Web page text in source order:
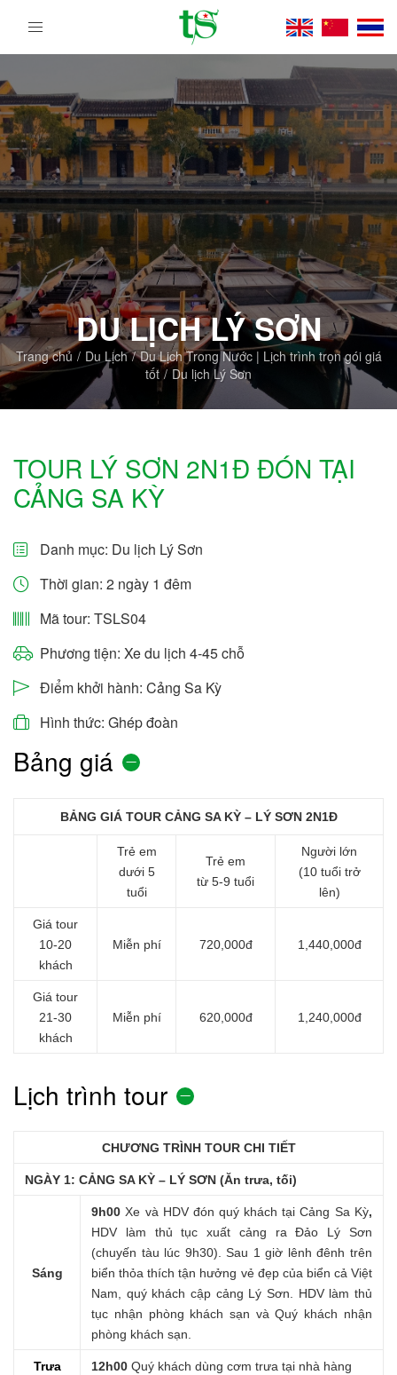
Tour
Lịch
Việt
Nam
Từ
Bắc
Vào
Nam
|
Trường
Sa
Tourist
DMC
DU LỊCH LÝ SƠN
Trang chủ Du Lịch
Du Lịch Trong Nước | Lịch trình trọn gói giá
tốt
Du lịch Lý Sơn
TOUR LÝ SƠN 2N1Đ ĐÓN TẠI
CẢNG SA KỲ
Danh mục: Du lịch Lý Sơn
Thời gian: 2 ngày 1 đêm
Mã tour: TSLS04
Phương tiện: Xe du lịch 4-45 chỗ
Điểm khởi hành: Cảng Sa Kỳ
Hình thức: Ghép đoàn
Bảng giá
BẢNG GIÁ TOUR CẢNG SA KỲ – LÝ SƠN 2N1Đ
Trẻ em
dưới 5
tuổi
Trẻ em
từ 5-9 tuổi
Người lớn
(10 tuổi trở
lên)
Giá tour
10-20
khách
Miễn phí 720,000đ 1,440,000đ
Giá tour
21-30
khách
Miễn phí 620,000đ 1,240,000đ
Lịch trình tour
CHƯƠNG TRÌNH TOUR CHI TIẾT
NGÀY 1: CẢNG SA KỲ – LÝ SƠN (Ăn trưa, tối)
Sáng
9h00Xe và HDV đón quý khách tại Cảng Sa Kỳ,
HDV làm thủ tục xuất cảng ra Đảo Lý Sơn
(chuyến tàu lúc 9h30). Sau 1 giờ lênh đênh trên
biển thỏa thích tận hưởng vẻ đẹp của biển cả Việt
Nam, quý khách cập cảng Lý Sơn. HDV làm thủ
tục nhận phòng khách sạn và Quý khách nhận
phòng khách sạn.
Trưa 12h00Quý khách dùng cơm trưa tại nhà hàng